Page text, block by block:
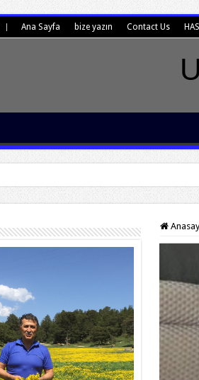
Ana Sayfa bize yazın Contact Us